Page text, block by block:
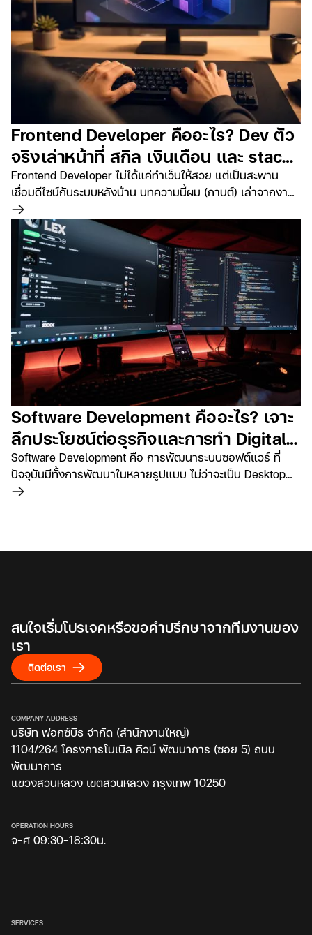
Frontend Developer คืออะไร? Dev ตัว
จริงเล่าหน้าที่ สกิล เงินเดือน และ stack
ที่ใช้ส่งงานจริงปี 2026
Frontend Developer ไม่ได้แค่ทำเว็บให้สวย แต่เป็นสะพาน
เชื่อมดีไซน์กับระบบหลังบ้าน บทความนี้ผม (กานต์) เล่าจากงาน
จริงที่ Foxbith ว่าตำแหน่งนี้ทำอะไร ต้องมีสกิลอะไร เงินเดือน
ช่วงไหน และทีมเราเลือก stack ยังไงในงานจริงปี 2026
อ่านเพิ่มเติม
Software Development คืออะไร? เจาะ
ลึกประโยชน์ต่อธุรกิจและการทำ Digital
Transformation
Software Development คือ การพัฒนาระบบซอฟต์แวร์ ที่
ปัจจุบันมีทั้งการพัฒนาในหลายรูปแบบ ไม่ว่าจะเป็น Desktop
Tablet PC TV และยังแตกย่อยไปในแต่ละระบบปฏิบัติการต่างๆ
อ่านเพิ่มเติม
COMPANY ADDRESS
บริษัท ฟอกซ์บิธ จำกัด (สำนักงานใหญ่)
1104/264 โครงการโนเบิล คิวบ์ พัฒนาการ (ซอย 5) ถนน
พัฒนาการ
แขวงสวนหลวง เขตสวนหลวง กรุงเทพ 10250
OPERATION HOURS
จ-ศ 09:30-18:30น.
สนใจเริ่มโปรเจคหรือขอคำปรึกษาจากทีมงานของ
เรา
ติดต่อเรา
SERVICES